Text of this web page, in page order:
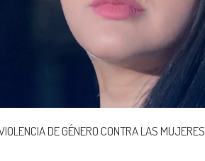
DE GÉNERO CONTRA LAS MUJERES